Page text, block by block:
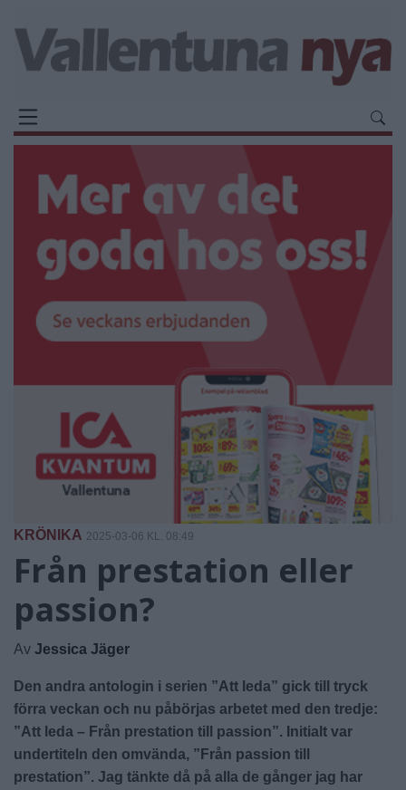
KRÖNIKA 2025-03-06 KL. 08:49
Från prestation eller
passion?
Av Jessica Jäger
Den andra antologin i serien ”Att leda” gick till tryck
förra veckan och nu påbörjas arbetet med den tredje:
”Att leda – Från prestation till passion”. Initialt var
undertiteln den omvända, ”Från passion till
prestation”. Jag tänkte då på alla de gånger jag har